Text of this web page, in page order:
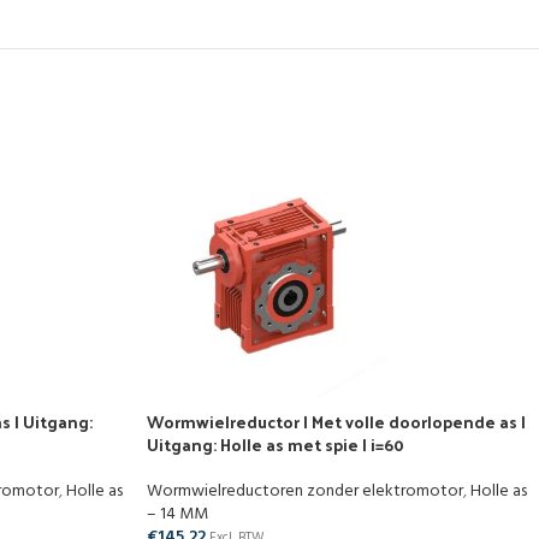
| Uitgang:
,Holle as
Wormwielreductor | Met volle doorlopende as |
Uitgang: Holle as met spie | i=60
Wormwielreductoren zonder elektromotor,Holle as
– 14 MM